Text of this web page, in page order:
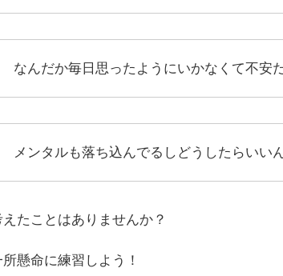
なんだか毎日思ったようにいかなくて不安
メンタルも落ち込んでるしどうしたらいい
たことはありませんか？
懸命に練習しよう！